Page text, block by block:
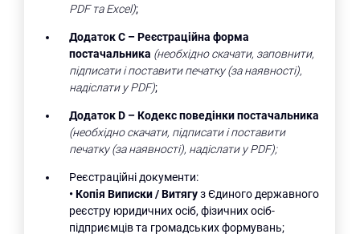
PDFтаExcel);
Додаток С –Реєстраційна форма
постачальника (необхідно скачати, заповнити,
підписати і поставити печатку (за наявності),
надіслати у PDF);
Додаток D – Кодекс поведінки постачальника
(необхідно скачати, підписати і поставити
печатку (за наявності), надіслати у PDF);
Реєстраційні документи:
•Копія Виписки / Витягуз Єдиного державного
реєстру юридичних осіб, фізичних осіб-
підприємців та громадських формувань;